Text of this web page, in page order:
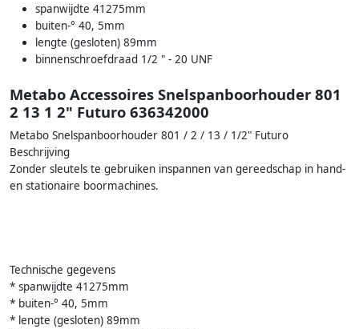
spanwijdte 41275mm
buiten-° 40, 5mm
lengte (gesloten) 89mm
binnenschroefdraad 1/2 " - 20 UNF
Metabo Accessoires Snelspanboorhouder 801
2 13 1 2" Futuro 636342000
Metabo Snelspanboorhouder 801 / 2 / 13 / 1/2" Futuro
Beschrijving
Zonder sleutels te gebruiken inspannen van gereedschap in hand-
en stationaire boormachines.
Technische gegevens
* spanwijdte 41275mm
* buiten-° 40, 5mm
* lengte (gesloten) 89mm